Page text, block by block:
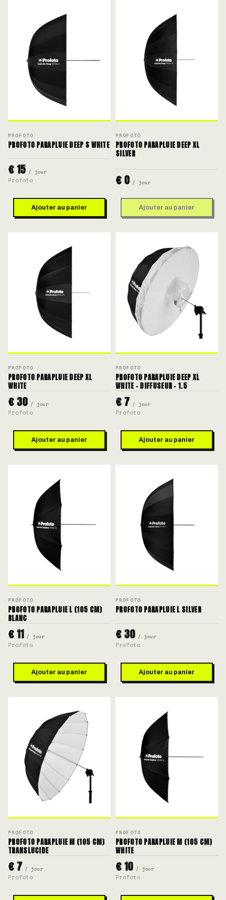
PROFOTO
PROFOTO PARAPLUIE DEEP S WHITE
€ 15 / jour
Profoto
Ajouter au panier
PROFOTO
PROFOTO PARAPLUIE DEEP XL
SILVER
€ 0 / jour
Ajouter au panier
PROFOTO
PROFOTO PARAPLUIE DEEP XL
WHITE
€ 30 / jour
Profoto
Ajouter au panier
PROFOTO
PROFOTO PARAPLUIE DEEP XL
WHITE - DIFFUSEUR - 1.5
€ 7 / jour
Profoto
Ajouter au panier
PROFOTO
PROFOTO PARAPLUIE L (105 CM)
BLANC
€ 11 / jour
Profoto
Ajouter au panier
PROFOTO
PROFOTO PARAPLUIE L SILVER
€ 30 / jour
Profoto
Ajouter au panier
PROFOTO
PROFOTO PARAPLUIE M (105 CM)
TRANSLUCIDE
€ 7 / jour
Profoto
PROFOTO
PROFOTO PARAPLUIE M (105 CM)
WHITE
€ 10 / jour
Profoto